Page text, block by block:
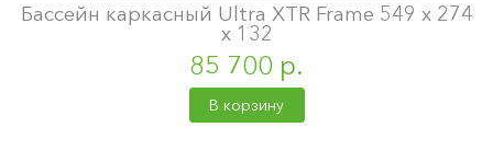
Бассейн каркасный Ultra XTR Frame 549 х 274
х 132
85 700 р.
В корзину